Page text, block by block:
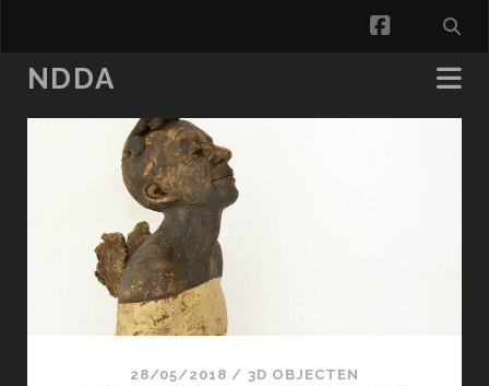
facebook
NDDA
NDDA
Posts
28/05/2018 / 3D OBJECTEN